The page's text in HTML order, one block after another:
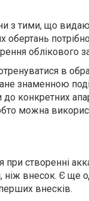
з тими, що
облікового
в
знаменною
конкретних
можна
при створенні
внесок. Є ще
внесків.